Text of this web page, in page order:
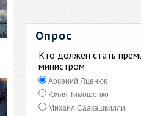
Опрос
Кто должен стать
министром
Арсений Яценюк
Юлия Тимошенко
Михаил Саакашвилли